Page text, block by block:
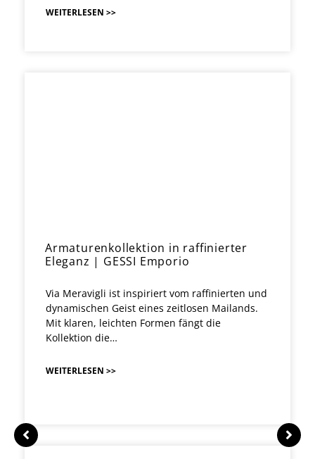
WEITERLESEN >>
Armaturenkollektion in raffinierter
Eleganz | GESSI Emporio
Via Meravigli ist inspiriert vom raffinierten und
dynamischen Geist eines zeitlosen Mailands.
Mit klaren, leichten Formen fängt die
Kollektion die…
WEITERLESEN >>